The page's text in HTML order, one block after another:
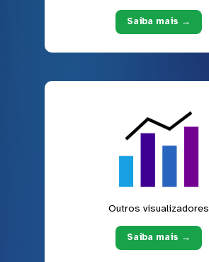
Saiba mais →
Outros visualizadores
Saiba mais →